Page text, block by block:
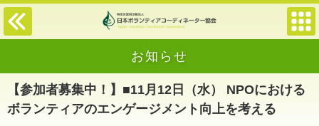
お知らせ
【参加者募集中！】■11月12日（水） NPOにおける
ボランティアのエンゲージメント向上を考える